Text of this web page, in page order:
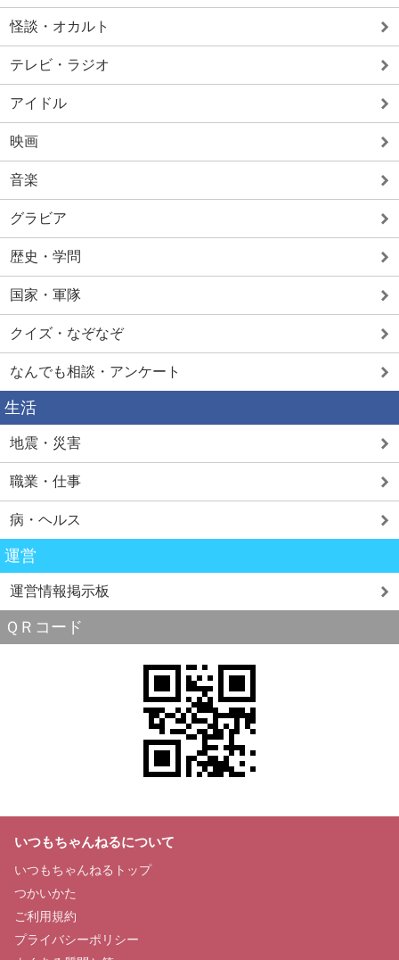
怪談・オカルト
テレビ・ラジオ
アイドル
映画
音楽
グラビア
歴史・学問
国家・軍隊
クイズ・なぞなぞ
なんでも相談・アンケート
生活
地震・災害
職業・仕事
病・ヘルス
運営
運営情報掲示板
ＱＲコード
いつもちゃんねるについて
いつもちゃんねるトップ
つかいかた
ご利用規約
プライバシーポリシー